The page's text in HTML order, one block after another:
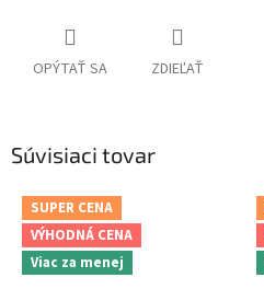
OPÝTAŤ SA ZDIEĽAŤ
Súvisiaci tovar
SUPER CENA
VÝHODNÁ CENA
Viac za menej